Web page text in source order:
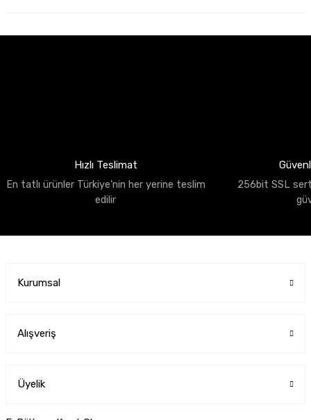
Hızlı Teslimat
En tatlı ürünler Türkiye'nin her yerine teslim
edilir
256bit SSL
Kurumsal
Alışveriş
Üyelik